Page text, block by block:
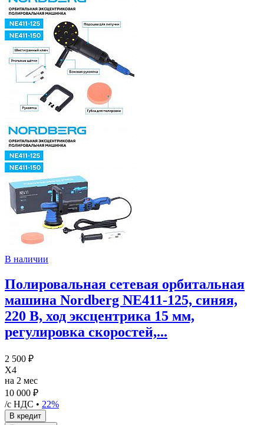
В наличии
Полировальная сетевая орбитальная
машина Nordberg NE411-125, синяя,
220 В, ход эксцентрика 15 мм,
регулировка скоростей,...
2 500 ₽
X4
на 2 мес
10 000 ₽
/с НДС • 22%